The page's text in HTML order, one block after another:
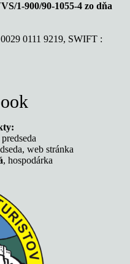
1-900/90-1055-4 zo dňa
0111 9219, SWIFT :
predseda
web stránka
, hospodárka